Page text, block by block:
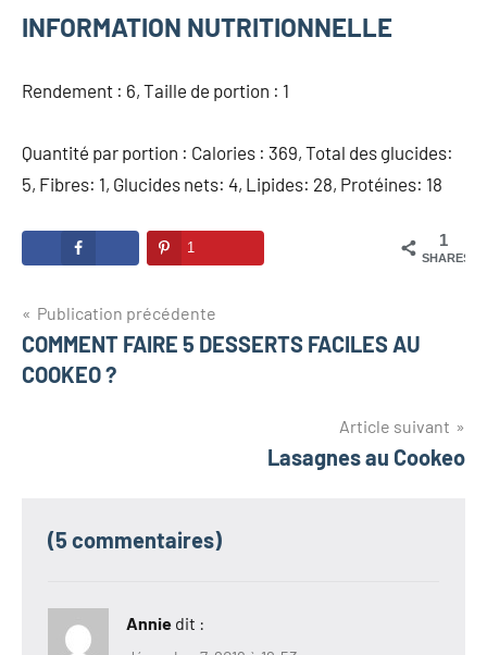
INFORMATION NUTRITIONNELLE
Rendement : 6, Taille de portion : 1
Quantité par portion : Calories : 369, Total des glucides:
5, Fibres: 1, Glucides nets: 4, Lipides: 28, Protéines: 18
1
SHARES
1
Navigation
de
Publication précédente
COMMENT FAIRE 5 DESSERTS FACILES AU
COOKEO ?
Article suivant
Lasagnes au Cookeo
(5 commentaires)
Annie dit :